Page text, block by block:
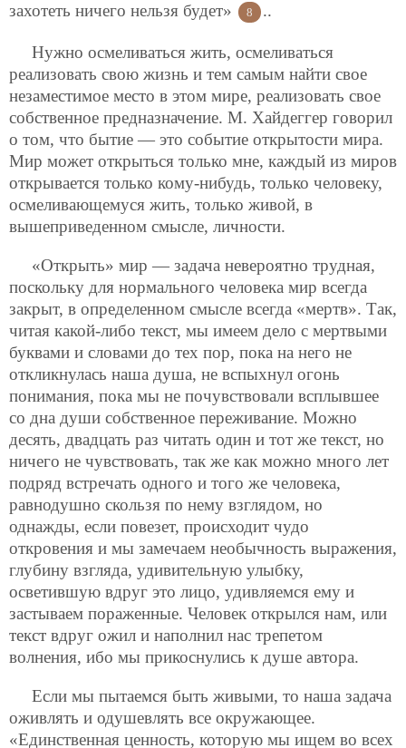
захотеть ничего нельзя будет»
8 ..
Нужно осмеливаться жить, осмеливаться
реализовать свою жизнь и тем самым найти свое
незаместимое место в этом мире, реализовать свое
собственное предназначение. М. Хайдеггер говорил
о том, что бытие — это событие открытости мира.
Мир может открыться только мне, каждый из миров
открывается только кому-нибудь, только человеку,
осмеливающемуся жить, только живой, в
вышеприведенном смысле, личности.
«Открыть» мир — задача невероятно трудная,
поскольку для нормального человека мир всегда
закрыт, в определенном смысле всегда «мертв». Так,
читая какой-либо текст, мы имеем дело с мертвыми
буквами и словами до тех пор, пока на него не
откликнулась наша душа, не вспыхнул огонь
понимания, пока мы не почувствовали всплывшее
со дна души собственное переживание. Можно
десять, двадцать раз читать один и тот же текст, но
ничего не чувствовать, так же как можно много лет
подряд встречать одного и того же человека,
равнодушно скользя по нему взглядом, но
однажды, если повезет, происходит чудо
откровения и мы замечаем необычность выражения,
глубину взгляда, удивительную улыбку,
осветившую вдруг это лицо, удивляемся ему и
застываем пораженные. Человек открылся нам, или
текст вдруг ожил и наполнил нас трепетом
волнения, ибо мы прикоснулись к душе автора.
Если мы пытаемся быть живыми, то наша задача
оживлять и одушевлять все окружающее.
«Единственная ценность, которую мы ищем во всех